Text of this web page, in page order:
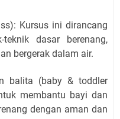
Kursus ini dirancang
dasar berenang,
bergerak dalam air.
balita (baby & toddler
membantu bayi dan
dengan aman dan